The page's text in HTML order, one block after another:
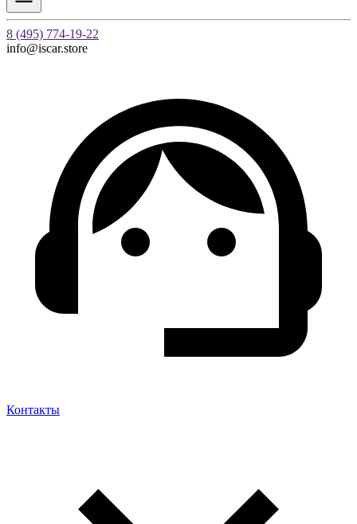
8 (495) 774-19-22
info@iscar.store
Контакты